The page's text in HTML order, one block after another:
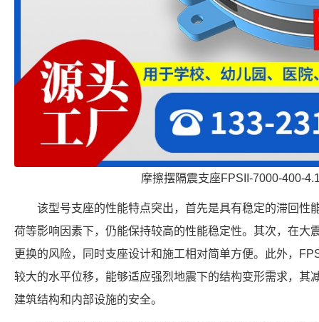
摩擦摆隔震支座FPSII-7000-400-
该型号支座的性能特点突出，首先是具有稳定的滞回性
荷等影响因素下，仍能保持较高的性能稳定性。其次，在大
更换的风险，同时支座设计和施工相对简单方便。此外，
较大的水平位移，能够适应强烈地震下的结构变形需求，其
建筑结构和内部设施的安全。